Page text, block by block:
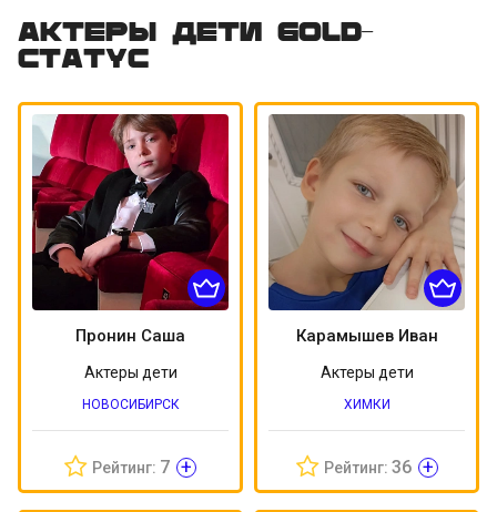
Актеры дети Gold-
статус
Пронин Саша
Актеры дети
НОВОСИБИРСК
Рейтинг: 7 +
Карамышев Иван
Актеры дети
ХИМКИ
Рейтинг: 36 +